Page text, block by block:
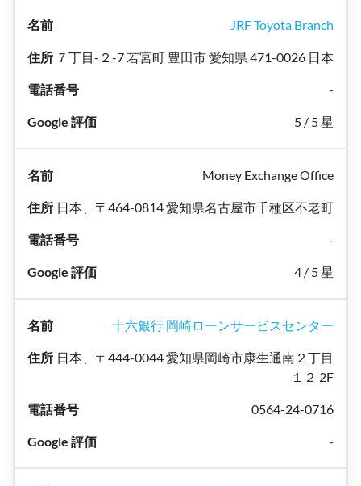
JRF Toyota Branch
７丁目-２-7 若宮町 豊田市 愛知県 471-0026 日本
-
5 / 5 星
Money Exchange Office
日本、〒464-0814 愛知県名古屋市千種区不老町
-
4 / 5 星
十六銀行 岡崎ローンサービスセンター
日本、〒444-0044 愛知県岡崎市康生通南２丁目
１２ 2F
0564-24-0716
-